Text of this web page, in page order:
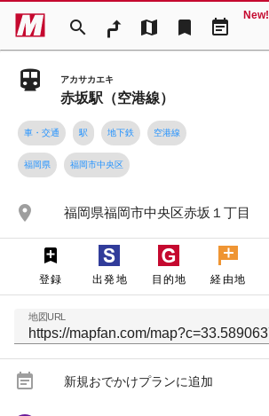
search map bookmark event_note
New!
アカサカエキ
赤坂駅（空港線）
車・交通 駅 地下鉄 空港線
福岡県 福岡市中央区
place 福岡県福岡市中央区赤坂１丁目
登録 出発地 目的地 経由地
地図URL
event_note 新規おでかけプランに追加